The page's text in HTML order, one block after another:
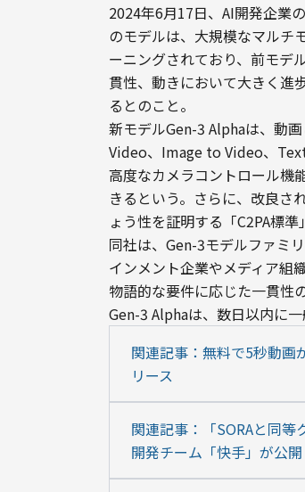
2024年6月17日、AI開発企業
のモデルは、大規模なマルチ
ーニングされており、前モデ
貫性、動きにおいて大きく進
るとのこと。
新モデルGen-3 Alphaは、動
Video、Image to Video、
高度なカメラコントロール機
きるという。さらに、改良さ
ょう性を証明する「C2PA標
同社は、Gen-3モデルファミ
インメント企業やメディア組
物語的な要件に応じた一貫性
Gen-3 Alphaは、数日以内に
関連記事：無料で5秒動画
リース
関連記事：「SORAと同
開発チーム「快手」が公開